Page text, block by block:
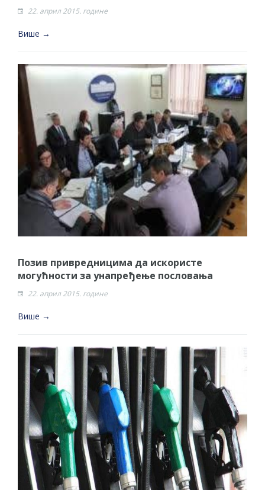
22. април 2015. године
Више →
Позив привредницима да искористе
могућности за унапређење пословања
22. април 2015. године
Више →